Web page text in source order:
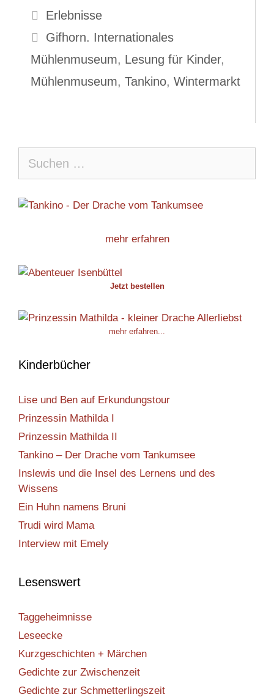
Kategorien
Erlebnisse
Schlagwörter
Gifhorn. Internationales
Mühlenmuseum, Lesung für Kinder,
Mühlenmuseum, Tankino, Wintermarkt
nach:
mehr erfahren
Jetzt bestellen
mehr erfahren...
Kinderbücher
Lise und Ben auf Erkundungstour
Prinzessin Mathilda I
Prinzessin Mathilda II
Tankino – Der Drache vom Tankumsee
Inslewis und die Insel des Lernens und des
Wissens
Ein Huhn namens Bruni
Trudi wird Mama
Interview mit Emely
Lesenswert
Taggeheimnisse
Leseecke
Kurzgeschichten + Märchen
Gedichte zur Zwischenzeit
Gedichte zur Schmetterlingszeit